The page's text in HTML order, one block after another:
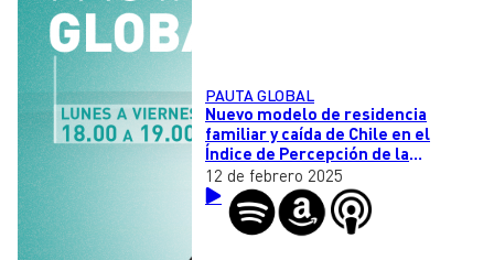
PAUTA GLOBAL
Nuevo modelo de residencia
familiar y caída de Chile en el
Índice de Percepción de la
Corrupción
12 de febrero 2025